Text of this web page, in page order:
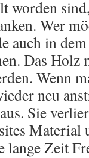
worden
Wer
auch in
Das Holz
Wenn
neu
Sie
Zeit